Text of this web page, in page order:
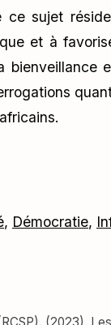
ce sujet
et à
, Démocratie,